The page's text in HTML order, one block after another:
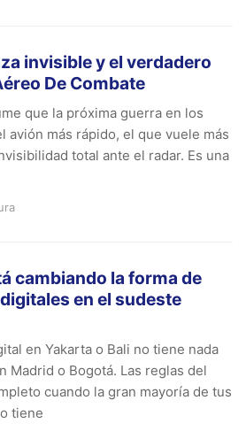
invisible y el verdadero
De Combate
que la próxima guerra en los
avión más rápido, el que vuele más
total ante el radar. Es una
cambiando la forma de
en el sudeste
en Yakarta o Bali no tiene nada
Madrid o Bogotá. Las reglas del
cuando la gran mayoría de tus
tiene